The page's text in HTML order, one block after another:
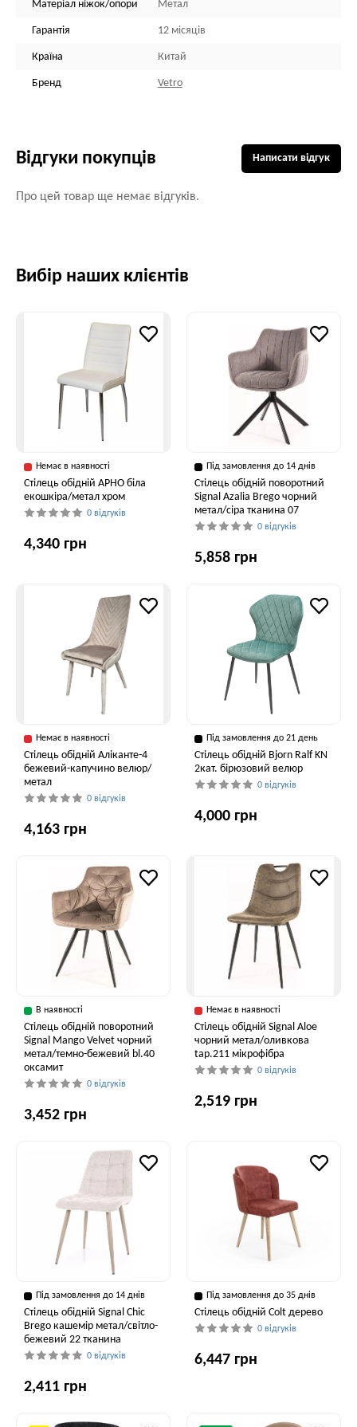
Матеріал ніжок/опори Метал
Гарантія 12 місяців
Країна Китай
Бренд Vetro
Відгуки покупців
Про цей товар ще немає відгуків.
Написати відгук
Вибір наших клієнтів
Немає в наявності
Стілець обідній АРНО біла
екошкіра/метал хром
0 відгуків
4,340 грн
Під замовлення до 14 днів
Стілець обідній поворотний
Signal Azalia Brego чорний
метал/сіра тканина 07
0 відгуків
5,858 грн
Немає в наявності
Стілець обідній Аліканте-4
бежевий-капучино велюр/
метал
0 відгуків
4,163 грн
Під замовлення до 21 день
Стілець обідній Bjorn Ralf KN
2кат. бірюзовий велюр
0 відгуків
4,000 грн
В наявності
Стілець обідній поворотний
Signal Mango Velvet чорний
метал/темно-бежевий bl.40
оксамит
0 відгуків
3,452 грн
Немає в наявності
Стілець обідній Signal Aloe
чорний метал/оливкова
tap.211 мікрофібра
0 відгуків
2,519 грн
Під замовлення до 14 днів
Стілець обідній Signal Chic
Brego кашемір метал/світло-
бежевий 22 тканина
0 відгуків
2,411 грн
Під замовлення до 35 днів
Стілець обідній Colt дерево
0 відгуків
6,447 грн